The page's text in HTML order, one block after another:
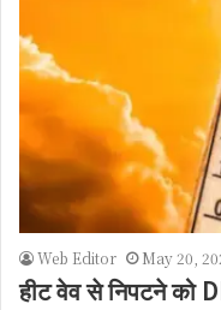
Web Editor May 20,
हीट वेव से निपटने को